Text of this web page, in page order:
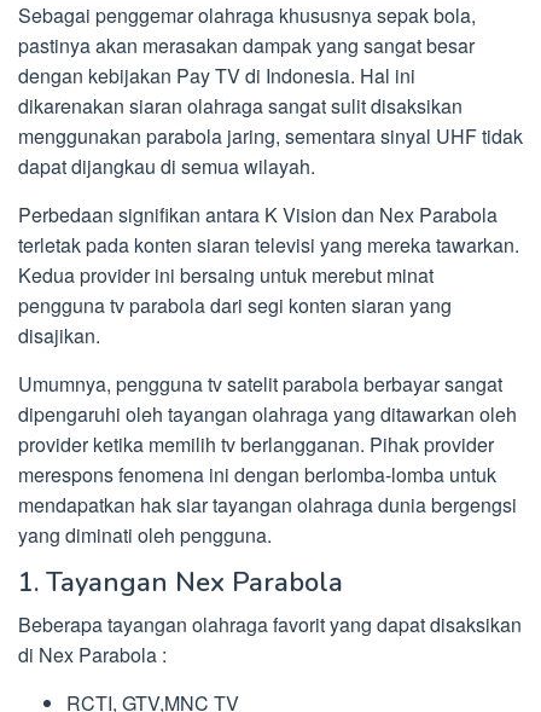
Sebagai penggemar olahraga khususnya sepak bola,
pastinya akan merasakan dampak yang sangat besar
dengan kebijakan Pay TV di Indonesia. Hal ini
dikarenakan siaran olahraga sangat sulit disaksikan
menggunakan parabola jaring, sementara sinyal UHF tidak
dapat dijangkau di semua wilayah.
Perbedaan signifikan antara K Vision dan Nex Parabola
terletak pada konten siaran televisi yang mereka tawarkan.
Kedua provider ini bersaing untuk merebut minat
pengguna tv parabola dari segi konten siaran yang
disajikan.
Umumnya, pengguna tv satelit parabola berbayar sangat
dipengaruhi oleh tayangan olahraga yang ditawarkan oleh
provider ketika memilih tv berlangganan. Pihak provider
merespons fenomena ini dengan berlomba-lomba untuk
mendapatkan hak siar tayangan olahraga dunia bergengsi
yang diminati oleh pengguna.
1. Tayangan Nex Parabola
Beberapa tayangan olahraga favorit yang dapat disaksikan
di Nex Parabola :
RCTI, GTV,MNC TV